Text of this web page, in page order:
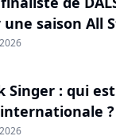
une saison All
Singer : qui
?